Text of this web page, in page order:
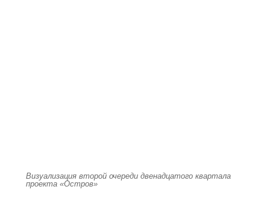
Визуализация второй очереди двенадцатого квартала
проекта «Остров»